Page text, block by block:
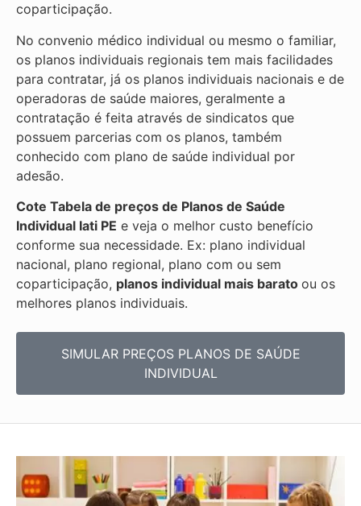
coparticipação.
No convenio médico individual ou mesmo o familiar,
os planos individuais regionais tem mais facilidades
para contratar, já os planos individuais nacionais e de
operadoras de saúde maiores, geralmente a
contratação é feita através de sindicatos que
possuem parcerias com os planos, também
conhecido com plano de saúde individual por
adesão.
Cote Tabela de preços de Planos de Saúde
Individual Iati PE e veja o melhor custo benefício
conforme sua necessidade. Ex: plano individual
nacional, plano regional, plano com ou sem
coparticipação, planos individual mais barato ou os
melhores planos individuais.
SIMULAR PREÇOS PLANOS DE SAÚDE
INDIVIDUAL